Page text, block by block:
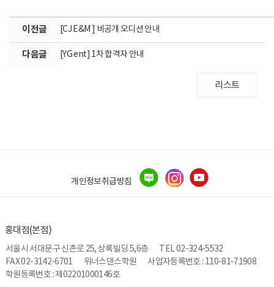
이전글 [CJ E&M ] 비공개 오디션 안내
다음글 [YG ent] 1차 합격자 안내
리스트
개인정보취급방침
홍대점(본점)
서울시 서대문구 신촌로 25, 상록빌딩 5,6층
TEL 02-324-5532
FAX 02-3142-6701
위너스댄스학원
사업자등록번호 : 110-81-71908
학원등록번호 : 제02201000146호